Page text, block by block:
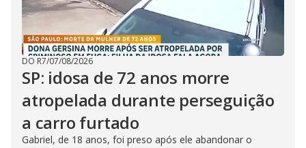
DO R7/07/08/2026
SP: idosa de 72 anos morre
atropelada durante perseguição
a carro furtado
Gabriel, de 18 anos, foi preso após ele abandonar o